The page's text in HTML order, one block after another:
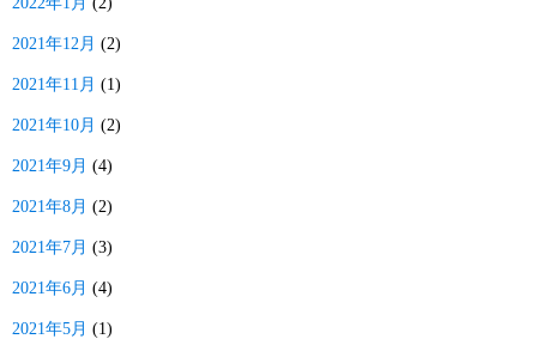
2021年12月 (2)
2021年11月 (1)
2021年10月 (2)
2021年9月 (4)
2021年8月 (2)
2021年7月 (3)
2021年6月 (4)
2021年5月 (1)